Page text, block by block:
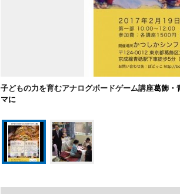
子どもの力を育むアナログボードゲーム講座葛飾・
マに